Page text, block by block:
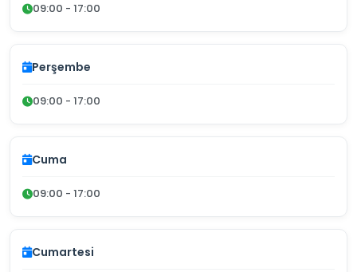
09:00 - 17:00
Perşembe
09:00 - 17:00
Cuma
09:00 - 17:00
Cumartesi